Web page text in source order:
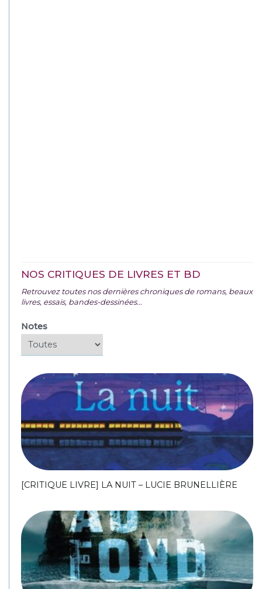
NOS CRITIQUES DE LIVRES ET BD
Retrouvez toutes nos dernières chroniques de romans, beaux
livres, essais, bandes-dessinées...
Notes
[CRITIQUE LIVRE] LA NUIT – LUCIE BRUNELLIÈRE